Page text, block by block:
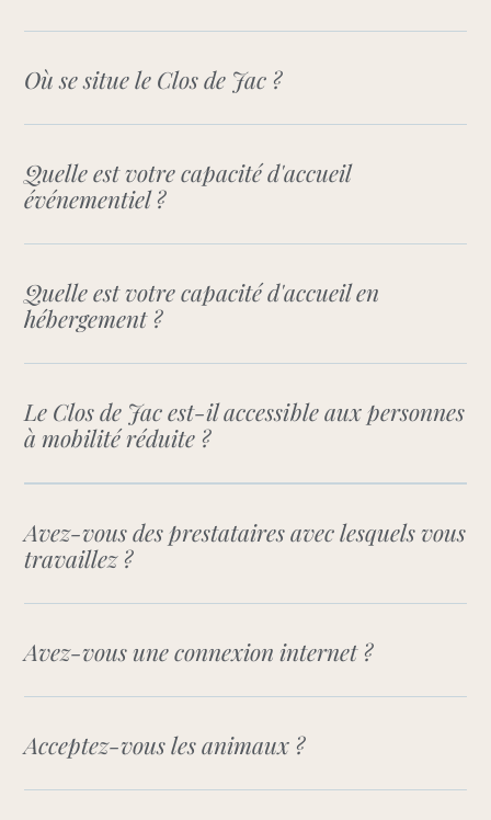
Où se situe le Clos de Jac ?
Quelle est votre capacité d'accueil
événementiel ?
Quelle est votre capacité d'accueil en
hébergement ?
Le Clos de Jac est-il accessible aux personnes
à mobilité réduite ?
Avez-vous des prestataires avec lesquels vous
travaillez ?
Avez-vous une connexion internet ?
Acceptez-vous les animaux ?